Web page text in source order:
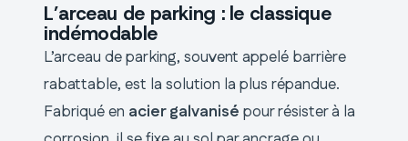
L’arceau de parking : le classique
indémodable
L’arceau de parking, souvent appelé barrière
rabattable, est la solution la plus répandue.
Fabriqué en acier galvanisé pour résister à la